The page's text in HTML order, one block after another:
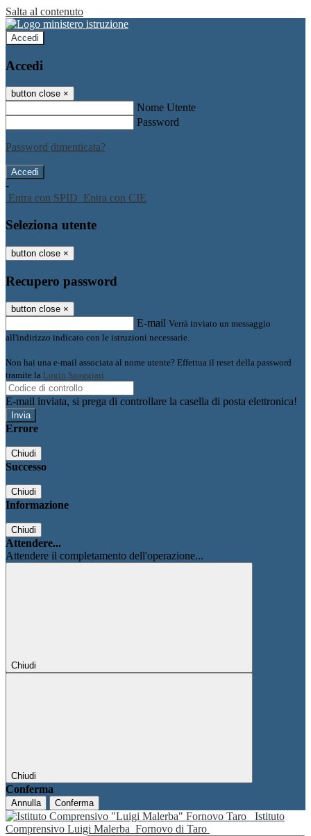
Salta al contenuto
Accedi
Accedi
button close ×
Nome Utente
Password
Password dimenticata?
-
Entra con SPID Entra con CIE
Seleziona utente
button close ×
Recupero password
button close ×
E-mail Verrà inviato un messaggio
all'indirizzo indicato con le istruzioni necessarie.
Non hai una e-mail associata al nome utente? Effettua il reset della password
tramite la Login Spaggiari
E-mail inviata, si prega di controllare la casella di posta elettronica!
Errore
Chiudi
Successo
Chiudi
Informazione
Chiudi
Attendere...
Attendere il completamento dell'operazione...
Chiudi
Chiudi
Conferma
Annulla Conferma
Istituto
Comprensivo Luigi Malerba Fornovo di Taro